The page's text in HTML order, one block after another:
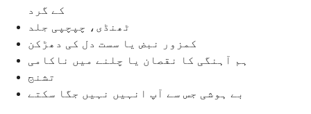
کے گرد
ٹھنڈی، چپچپی جلد
کمزور نبض یا سست دل کی دھڑکن
ہم آہنگی کا نقصان یا چلنے میں ناکامی
تشنج
بے ہوشی جس سے آپ انہیں نہیں جگا سکتے